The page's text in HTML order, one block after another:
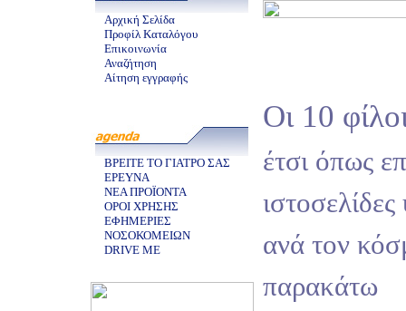
Αρχική Σελίδα
Προφίλ Καταλόγου
Επικοινωνία
Αναζήτηση
Αίτηση εγγραφής
ΒΡΕΙΤΕ ΤΟ ΓΙΑΤΡΟ ΣΑΣ
ΕΡΕΥΝΑ
ΝΕΑ ΠΡΟΪΟΝΤΑ
ΟΡΟΙ ΧΡΗΣΗΣ
ΕΦΗΜΕΡΙΕΣ
ΝΟΣΟΚΟΜΕΙΩΝ
DRIVE ME
Οι 10
έτσι όπως
ιστοσελίδες
ανά τον
παρακάτω